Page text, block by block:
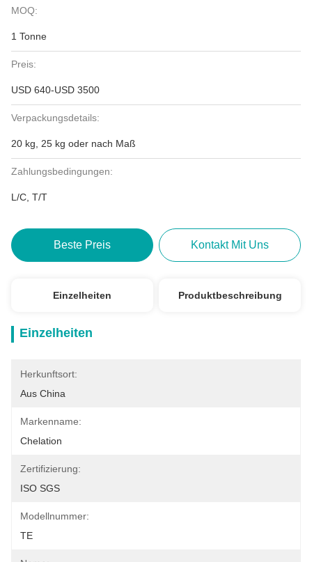
MOQ:
1 Tonne
Preis:
USD 640-USD 3500
Verpackungsdetails:
20 kg, 25 kg oder nach Maß
Zahlungsbedingungen:
L/C, T/T
Beste Preis Kontakt Mit Uns
Einzelheiten Produktbeschreibung
Einzelheiten
Herkunftsort:
Aus China
Markenname:
Chelation
Zertifizierung:
ISO SGS
Modellnummer:
TE